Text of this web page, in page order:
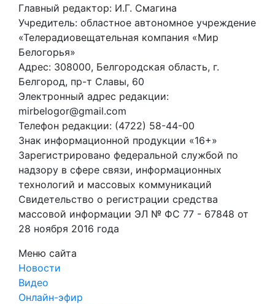
Главный редактор: И.Г. Смагина
Учредитель: областное автономное учреждение
«Телерадиовещательная компания «Мир
Белогорья»
Адрес: 308000, Белгородская область, г.
Белгород, пр-т Славы, 60
Электронный адрес редакции:
mirbelogor@gmail.com
Телефон редакции: (4722) 58-44-00
Знак информационной продукции «16+»
Зарегистрировано федеральной службой по
надзору в сфере связи, информационных
технологий и массовых коммуникаций
Свидетельство о регистрации средства
массовой информации ЭЛ № ФС 77 - 67848 от
28 ноября 2016 года
Меню сайта
Новости
Видео
Онлайн-эфир